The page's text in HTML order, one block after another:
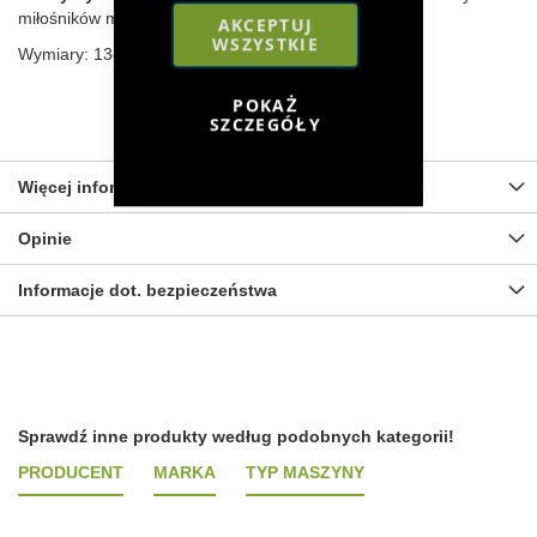
AKCEPTUJ
WSZYSTKIE
POKAŻ
SZCZEGÓŁY
miłośników maszyn rolniczych, jak i kolekcjonerów.
Wymiary: 13cm x 5,5cm x 7cm.
Więcej informacji
Opinie
Informacje dot. bezpieczeństwa
Sprawdź inne produkty według podobnych kategorii!
PRODUCENT
MARKA TYP MASZYNY